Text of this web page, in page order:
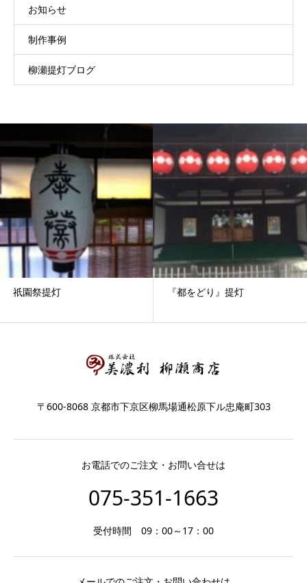
お知らせ
制作事例
柳瀬提灯ブログ
祇園祭提灯 『都をどり』提灯
〒600-8068 京都市下京区柳馬場通松原下ル忠庵町303
お電話でのご注文・お問い合せは
075-351-1663
受付時間 09：00～17：00